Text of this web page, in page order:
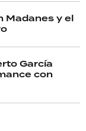
Madanes y el
García
con